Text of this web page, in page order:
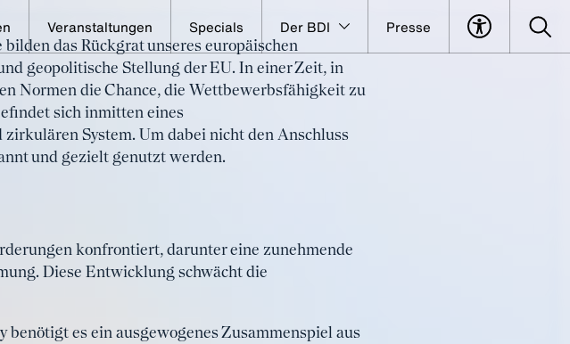
Veranstaltungen Specials Der BDI Presse
für die
in der EU
das Rückgrat unseres europäischen
geopolitische Stellung der EU. In einer Zeit, in
Normen die Chance, die Wettbewerbsfähigkeit zu
sich inmitten eines
System. Um dabei nicht den Anschluss
und gezielt genutzt werden.
konfrontiert, darunter eine zunehmende
Diese Entwicklung schwächt die
es ein ausgewogenes Zusammenspiel aus